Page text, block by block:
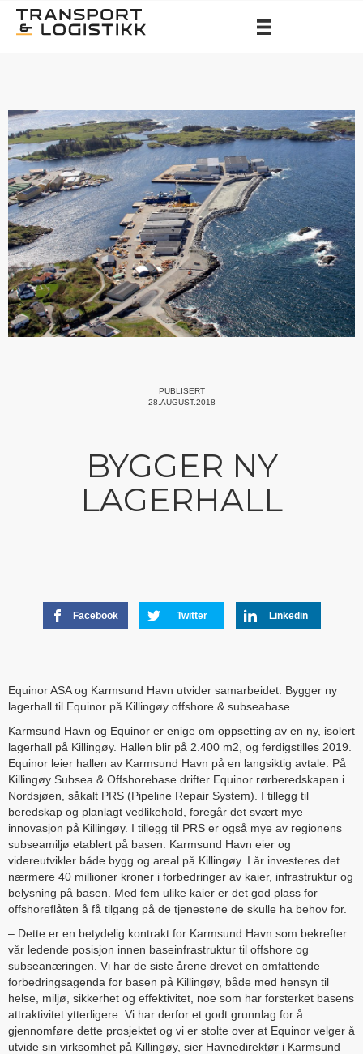
PUBLISERT
28.AUGUST.2018
BYGGER NY
LAGERHALL
Facebook Twitter Linkedin
Equinor ASA og Karmsund Havn utvider samarbeidet: Bygger ny
lagerhall til Equinor på Killingøy offshore & subseabase.
Karmsund Havn og Equinor er enige om oppsetting av en ny, isolert
lagerhall på Killingøy. Hallen blir på 2.400 m2, og ferdigstilles 2019.
Equinor leier hallen av Karmsund Havn på en langsiktig avtale. På
Killingøy Subsea & Offshorebase drifter Equinor rørberedskapen i
Nordsjøen, såkalt PRS (Pipeline Repair System). I tillegg til
beredskap og planlagt vedlikehold, foregår det svært mye
innovasjon på Killingøy. I tillegg til PRS er også mye av regionens
subseamiljø etablert på basen. Karmsund Havn eier og
videreutvikler både bygg og areal på Killingøy. I år investeres det
nærmere 40 millioner kroner i forbedringer av kaier, infrastruktur og
belysning på basen. Med fem ulike kaier er det god plass for
offshoreflåten å få tilgang på de tjenestene de skulle ha behov for.
– Dette er en betydelig kontrakt for Karmsund Havn som bekrefter
vår ledende posisjon innen baseinfrastruktur til offshore og
subseanæringen. Vi har de siste årene drevet en omfattende
forbedringsagenda for basen på Killingøy, både med hensyn til
helse, miljø, sikkerhet og effektivitet, noe som har forsterket basens
attraktivitet ytterligere. Vi har derfor et godt grunnlag for å
gjennomføre dette prosjektet og vi er stolte over at Equinor velger å
utvide sin virksomhet på Killingøy, sier Havnedirektør i Karmsund